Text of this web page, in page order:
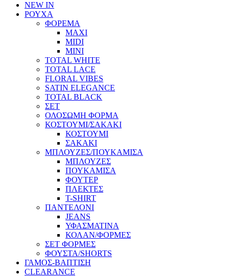
NEW IN
ΡΟΥΧΑ
ΦΟΡΕΜΑ
MAXI
MIDI
MINI
TOTAL WHITE
TOTAL LACE
FLORAL VIBES
SATIN ELEGANCE
TOTAL BLACK
ΣΕΤ
ΟΛΟΣΩΜΗ ΦΟΡΜΑ
ΚΟΣΤΟΥΜΙ/ΣΑΚΑΚΙ
ΚΟΣΤΟΥΜΙ
ΣΑΚΑΚΙ
ΜΠΛΟΥΖΕΣ/ΠΟΥΚΑΜΙΣΑ
ΜΠΛΟΥΖΕΣ
ΠΟΥΚΑΜΙΣΑ
ΦΟΥΤΕΡ
ΠΛΕΚΤΕΣ
T-SHIRT
ΠΑΝΤΕΛΟΝΙ
JEANS
ΥΦΑΣΜΑΤΙΝΑ
ΚΟΛΑΝ/ΦΟΡΜΕΣ
ΣΕΤ ΦΟΡΜΕΣ
ΦΟΥΣΤΑ/SHORTS
ΓΑΜΟΣ-ΒΑΠΤΙΣΗ
CLEARANCE